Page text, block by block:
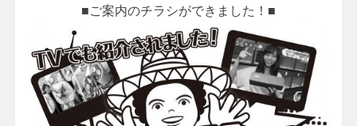
■ご案内のチラシができました！■